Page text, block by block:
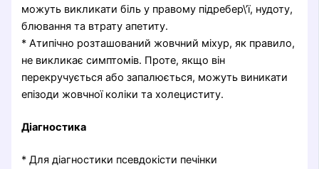
можуть викликати біль у правому підребер\’ї, нудоту,
блювання та втрату апетиту.
* Атипічно розташований жовчний міхур, як правило,
не викликає симптомів. Проте, якщо він
перекручується або запалюється, можуть виникати
епізоди жовчної коліки та холециститу.
Діагностика
* Для діагностики псевдокісти печінки